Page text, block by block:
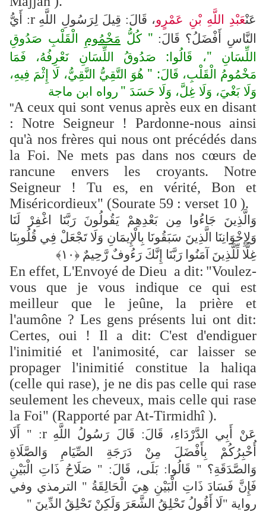
عَنْعَبْدِ اللَّهِ بْنِ عَمْرٍو، قَالَ: قِيلَ لِرَسُولِ اللَّهِ r: أَيُّ
النَّاسِ أَفْضَلُ؟ قَالَ: " كُلُّ مَخْمُومِ الْقَلْبِ صَدُوقِ
اللِّسَانِ "، قَالُوا: صَدُوقُ اللِّسَانِ نَعْرِفُهُ، فَمَا
مَخْمُومُ الْقَلْبِ، قَالَ: " هُوَ التَّقِيُّ النَّقِيُّ، لَا إِثْمَ فِيهِ،
وَلَا بَغْيَ، وَلَا غِلَّ، وَلَا حَسَدَ " رواه ابن ماجة
"A ceux qui sont venus après eux en disant
: Notre Seigneur ! Pardonne-nous ainsi
qu'à nos frères qui nous ont précédés dans
la Foi. Ne mets pas dans nos cœurs de
rancune envers les croyants. Notre
Seigneur ! Tu es, en vérité, Bon et
Miséricordieux" (Sourate 59 : verset 10 ).
وَالَّذِينَ جَاءُوا مِن بَعْدِهِمْ يَقُولُونَ رَبَّنَا اغْفِرْ لَنَا
وَلِإِخْوَانِنَا الَّذِينَ سَبَقُونَا بِالْإِيمَانِ وَلَا تَجْعَلْ فِي قُلُوبِنَا
غِلًّا لِّلَّذِينَ آمَنُوا رَبَّنَا إِنَّكَ رَءُوفٌ رَّحِيمٌ ﴿١٠﴾
En effet, L'Envoyé de Dieu a dit: "Voulez-
vous que je vous indique ce qui est
meilleur que le jeûne, la prière et
l'aumône ? Les gens présents lui ont dit:
Certes, oui ! Il a dit: C'est d'endiguer
l'inimitié et l'animosité, car laisser se
propager l'inimitié constitue la haliqa
(celle qui rase), je ne dis pas celle qui rase
seulement les cheveux, mais celle qui rase
la Foi" (Rapporté par At-Tirmidhî ).
عَنْ أَبِي الدَّرْدَاءِ، قَالَ: قَالَ رَسُولُ اللَّهِ r: " أَلَا
أُخْبِرُكُمْ بِأَفْضَلَ مِنْ دَرَجَةِ الصِّيَامِ وَالصَّلَاةِ
وَالصَّدَقَةِ؟ " قَالُوا: بَلَى، قَالَ: " صَلَاحُ ذَاتِ الْبَيْنِ
فَإِنَّ فَسَادَ ذَاتِ الْبَيْنِ هِيَ الْحَالِقَةُ " الترمذي وفي
رواية "لَا أَقُولُ تَحْلِقُ الشَّعَرَ وَلَكِنْ تَحْلِقُ الدِّينَ "